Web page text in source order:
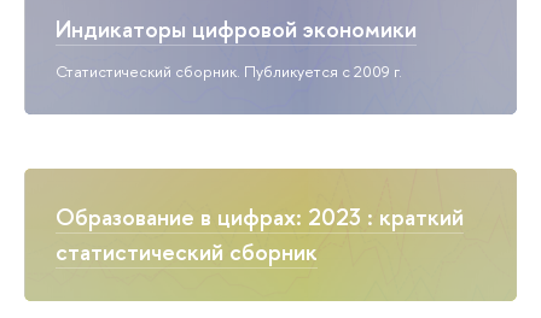
Индикаторы цифровой экономики
Статистический сборник. Публикуется с 2009 г.
Образование в цифрах: 2023 : краткий
статистический сборник